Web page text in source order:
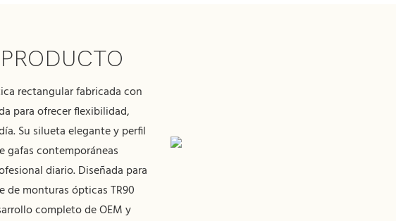
rectangular fabricada con
para ofrecer flexibilidad,
Su silueta elegante y perfil
gafas contemporáneas
diario. Diseñada para
de monturas ópticas TR90
completo de OEM y